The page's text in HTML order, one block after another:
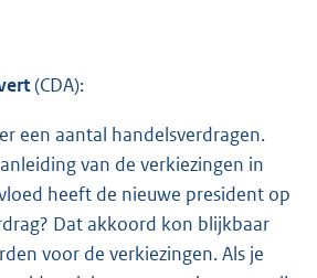
(CDA):
een aantal handelsverdragen.
van de verkiezingen in
heeft de nieuwe president op
Dat akkoord kon blijkbaar
voor de verkiezingen. Als je